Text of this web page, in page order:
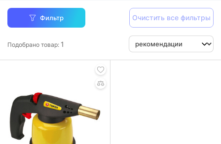
Фильтр Очистить все фильтры
Подобрано товар: 1